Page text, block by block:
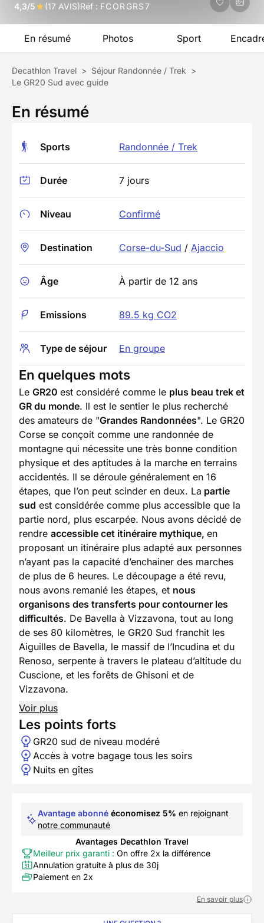
4,3/5 (17 AVIS)Réf : FCORGRS7
En résumé Photos Sport
Decathlon Travel > Séjour Randonnée / Trek >
Le GR20 Sud avec guide
En résumé
Sports Randonnée / Trek
Durée 7 jours
Niveau Confirmé
Destination Corse-du-Sud / Ajaccio
Âge À partir de 12 ans
Emissions 89.5 kg CO2
Type de séjour En groupe
En quelques mots
Le GR20 est considéré comme le plus beau trek et
GR du monde. Il est le sentier le plus recherché
des amateurs de "Grandes Randonnées". Le GR20
Corse se conçoit comme une randonnée de
montagne qui nécessite une très bonne condition
physique et des aptitudes à la marche en terrains
accidentés. Il se déroule généralement en 16
étapes, que l’on peut scinder en deux. La partie
sud est considérée comme plus accessible que la
partie nord, plus escarpée. Nous avons décidé de
rendre accessible cet itinéraire mythique, en
proposant un itinéraire plus adapté aux personnes
n’ayant pas la capacité d’enchainer des marches
de plus de 6 heures. Le découpage a été revu,
nous avons remanié les étapes, et nous
organisons des transferts pour contourner les
difficultés. De Bavella à Vizzavona, tout au long
de ses 80 kilomètres, le GR20 Sud franchit les
Aiguilles de Bavella, le massif de l’Incudina et du
Renoso, serpente à travers le plateau d’altitude du
Cuscione, et les forêts de Ghisoni et de
Vizzavona.
Voir plus
Les points forts
GR20 sud de niveau modéré
Accès à votre bagage tous les soirs
Nuits en gîtes
Avantage abonné économisez 5% en rejoignant
notre communauté
Avantages Decathlon Travel
Meilleur prix garanti : On offre 2x la différence
Annulation gratuite à plus de 30j
Paiement en 2x
En savoir plus